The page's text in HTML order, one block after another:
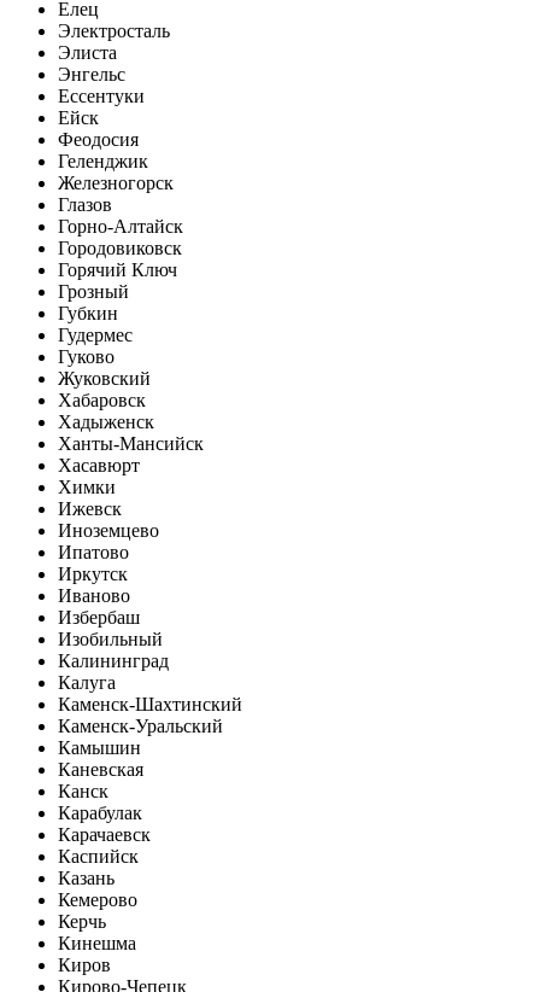
Елец
Электросталь
Элиста
Энгельс
Ессентуки
Ейск
Феодосия
Геленджик
Железногорск
Глазов
Горно-Алтайск
Городовиковск
Горячий Ключ
Грозный
Губкин
Гудермес
Гуково
Жуковский
Хабаровск
Хадыженск
Ханты-Мансийск
Хасавюрт
Химки
Ижевск
Иноземцево
Ипатово
Иркутск
Иваново
Избербаш
Изобильный
Калининград
Калуга
Каменск-Шахтинский
Каменск-Уральский
Камышин
Каневская
Канск
Карабулак
Карачаевск
Каспийск
Казань
Кемерово
Керчь
Кинешма
Киров
Кирово-Чепецк